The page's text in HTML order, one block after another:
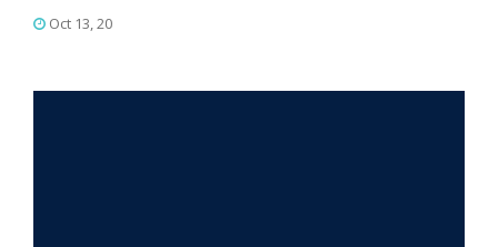
Oct 13, 20